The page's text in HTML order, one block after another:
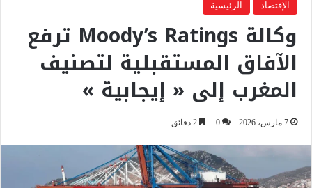
الإقتصاد الرئيسية
وكالة Moody’s Ratings ترفع
الآفاق المستقبلية لتصنيف
المغرب إلى « إيجابية »
7 مارس، 2026 0